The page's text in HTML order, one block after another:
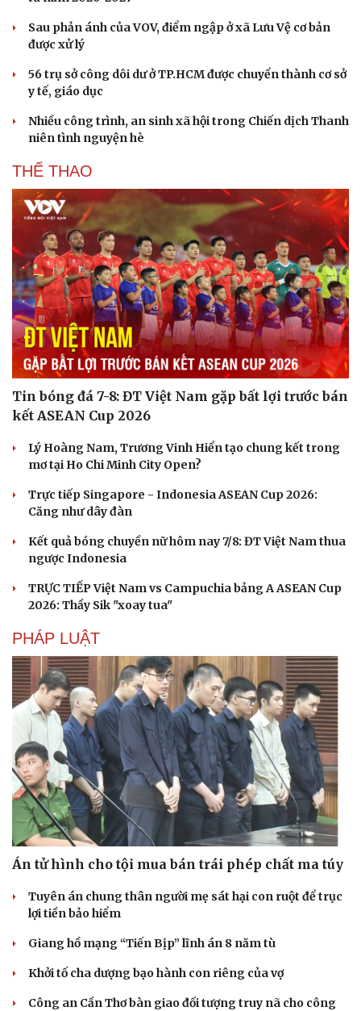
Du lịch
Tư vấn
Săn Tour
check-in
Câu chuyện thời sự
Đọc truyện đêm khuya
Cửa sổ tình yêu
Kể chuyện cho bé
Hạt giống tâm hồn
Sau phản ánh của VOV, điểm ngập ở xã Lưu Vệ cơ bản
được xử lý
56 trụ sở công dôi dư ở TP.HCM được chuyển thành cơ sở
y tế, giáo dục
Nhiều công trình, an sinh xã hội trong Chiến dịch Thanh
niên tình nguyện hè
THỂ THAO
Tin bóng đá 7-8: ĐT Việt Nam gặp bất lợi trước bán
kết ASEAN Cup 2026
Lý Hoàng Nam, Trương Vinh Hiển tạo chung kết trong
mơ tại Ho Chi Minh City Open?
Trực tiếp Singapore - Indonesia ASEAN Cup 2026:
Căng như dây đàn
Kết quả bóng chuyền nữ hôm nay 7/8: ĐT Việt Nam thua
ngược Indonesia
TRỰC TIẾP Việt Nam vs Campuchia bảng A ASEAN Cup
2026: Thầy Sik "xoay tua"
PHÁP LUẬT
Án tử hình cho tội mua bán trái phép chất ma túy
Tuyên án chung thân người mẹ sát hại con ruột để trục
lợi tiền bảo hiểm
Giang hồ mạng “Tiến Bịp” lĩnh án 8 năm tù
Khởi tố cha dượng bạo hành con riêng của vợ
Công an Cần Thơ bàn giao đối tượng truy nã cho công